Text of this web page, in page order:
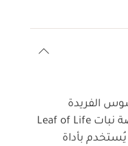
الفريدة
لمكافحة الشيخوخة في هذه المجموعة الثمينة. اللوشن مع خلاصة نبات Leaf of Life
بأداة